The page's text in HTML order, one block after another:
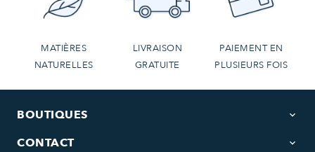
MATIÈRES
NATURELLES
LIVRAISON
GRATUITE
PAIEMENT EN
PLUSIEURS FOIS
BOUTIQUES keyboard_arrow_down
CONTACT keyboard_arrow_down